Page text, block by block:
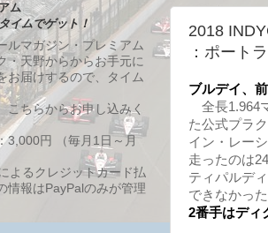
2018
：ポート
ブルデイ、
全長1.964
た公式プラ
イン・レー
走ったのは
ティパルデ
できなかった
2番手はディ
ム
イムでゲット！
ルマガジン・プレミアム
・天野からからお手元に
お届けするので、タイム
こちらからお申し込みく
3,000円 （毎月1日～月
よるクレジットカード払
情報はPayPalのみが管理